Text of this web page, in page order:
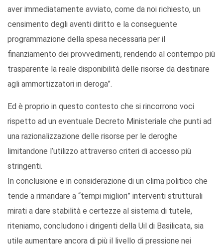
aver immediatamente avviato, come da noi richiesto, un
censimento degli aventi diritto e la conseguente
programmazione della spesa necessaria per il
finanziamento dei provvedimenti, rendendo al contempo più
trasparente la reale disponibilità delle risorse da destinare
agli ammortizzatori in deroga”.
Ed è proprio in questo contesto che si rincorrono voci
rispetto ad un eventuale Decreto Ministeriale che punti ad
una razionalizzazione delle risorse per le deroghe
limitandone l’utilizzo attraverso criteri di accesso più
stringenti.
In conclusione e in considerazione di un clima politico che
tende a rimandare a “tempi migliori” interventi strutturali
mirati a dare stabilità e certezze al sistema di tutele,
riteniamo, concludono i dirigenti della Uil di Basilicata, sia
utile aumentare ancora di più il livello di pressione nei